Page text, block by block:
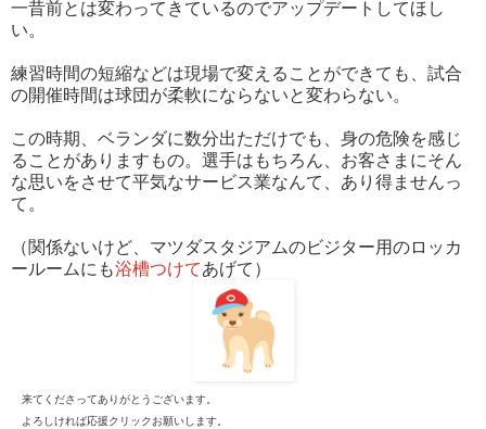
一昔前とは変わってきているのでアップデートしてほし
い。
練習時間の短縮などは現場で変えることができても、試合
の開催時間は球団が柔軟にならないと変わらない。
この時期、ベランダに数分出ただけでも、身の危険を感じ
ることがありますもの。選手はもちろん、お客さまにそん
な思いをさせて平気なサービス業なんて、あり得ませんっ
て。
（関係ないけど、マツダスタジアムのビジター用のロッカ
ールームにも浴槽つけてあげて）
来てくださってありがとうございます。
よろしければ応援クリックお願いします。